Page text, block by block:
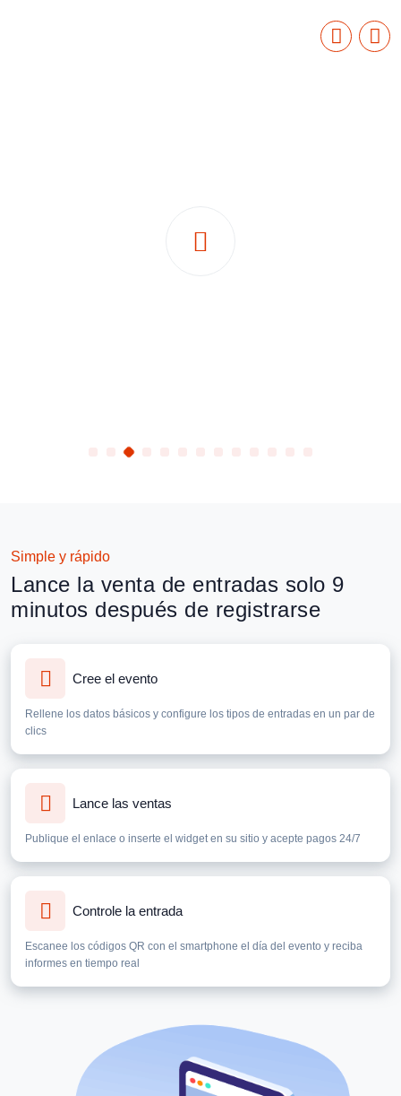
Simple y rápido
Lance la venta de entradas solo 9
minutos después de registrarse
Cree el evento
Rellene los datos básicos y configure los tipos de entradas en un par de
clics
Lance las ventas
Publique el enlace o inserte el widget en su sitio y acepte pagos 24/7
Controle la entrada
Escanee los códigos QR con el smartphone el día del evento y reciba
informes en tiempo real